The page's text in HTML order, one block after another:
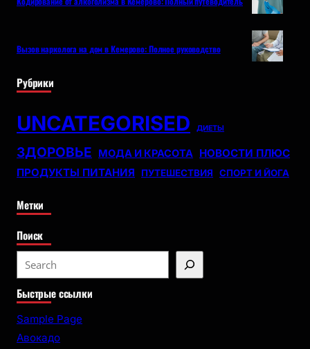
Вызов нарколога на дом в Кемерово: Полное руководство
Рубрики
UNCATEGORISED ДИЕТЫ
ЗДОРОВЬЕ МОДА И КРАСОТА НОВОСТИ ПЛЮС
ПРОДУКТЫ ПИТАНИЯ
ПУТЕШЕСТВИЯ СПОРТ И ЙОГА
Метки
Поиск
e
a
r
Быстрые ссылки
Sample Page
Авокадо